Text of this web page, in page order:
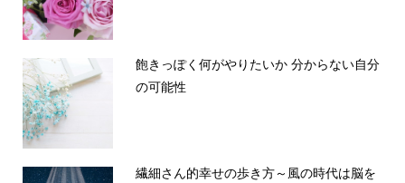
飽きっぽく何がやりたいか 分からない自分
の可能性
繊細さん的幸せの歩き方～風の時代は脳を